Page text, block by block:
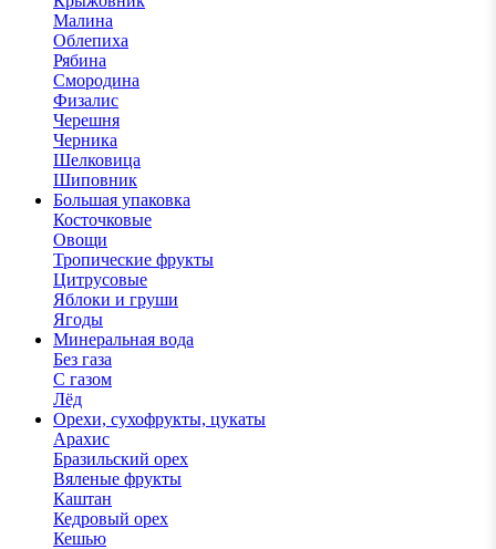
Малина
Облепиха
Рябина
Смородина
Физалис
Черешня
Черника
Шелковица
Шиповник
Большая упаковка
Косточковые
Овощи
Тропические фрукты
Цитрусовые
Яблоки и груши
Ягоды
Минеральная вода
Без газа
С газом
Лёд
Орехи, сухофрукты, цукаты
Арахис
Бразильский орех
Вяленые фрукты
Каштан
Кедровый орех
Кешью